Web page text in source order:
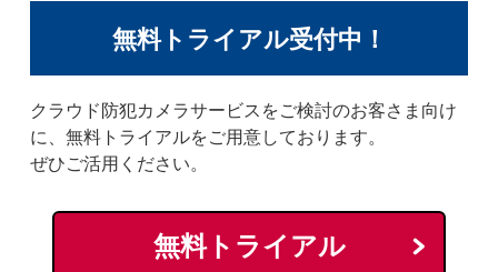
無料トライアル受付中！
クラウド防犯カメラサービスをご検討のお客さま向け
に、無料トライアルをご用意しております。
ぜひご活用ください。
無料トライアル